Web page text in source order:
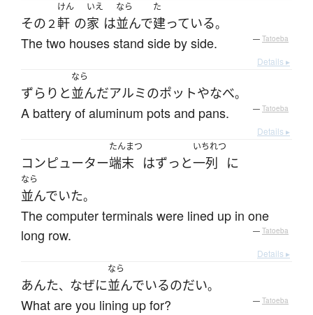
その２
けん
軒 の
いえ
家 は
なら
並んで
た
建っている。
The two houses stand side by side. — Tatoeba
Details ▸
ずらりと
なら
並んだアルミのポットやなべ。
A battery of aluminum pots and pans. — Tatoeba
Details ▸
コンピューター
たんまつ
端末 はずっと
いちれつ
一列 に
なら
並んでいた。
The computer terminals were lined up in one
long row.
— Tatoeba
Details ▸
あんた、 なぜに
なら
並んでいるのだい。
What are you lining up for? — Tatoeba